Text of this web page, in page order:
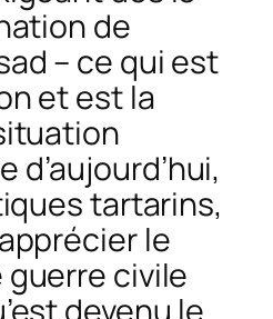
de
– ce qui est
et est la
d’aujourd’hui,
tartarins,
le
civile